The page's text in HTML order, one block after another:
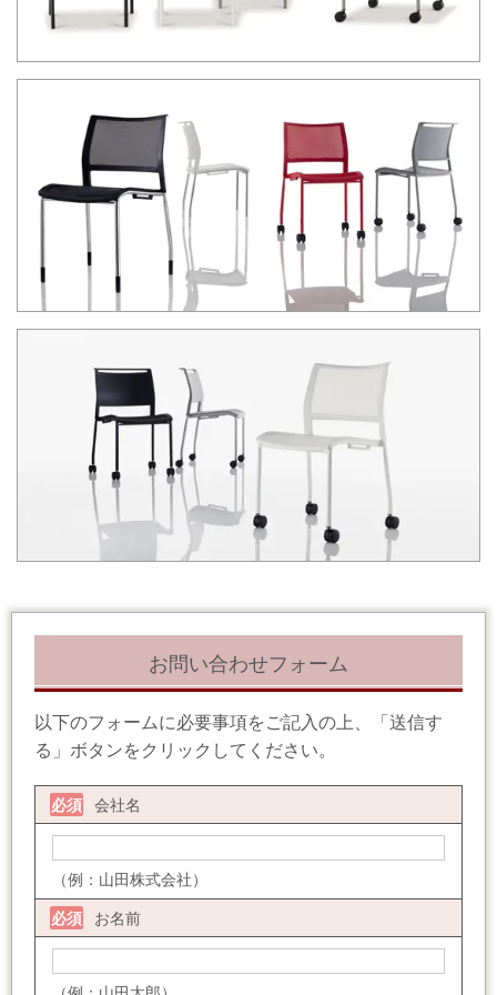
お問い合わせフォーム
以下のフォームに必要事項をご記入の上、「送信す
る」ボタンをクリックしてください。
会社名
必須
（例：山田株式会社）
お名前
必須